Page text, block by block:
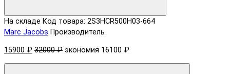
На складе Код товара: 2S3HCR500H03-664
Marc Jacobs Производитель
15900 ₽ 32000 ₽ экономия 16100 ₽